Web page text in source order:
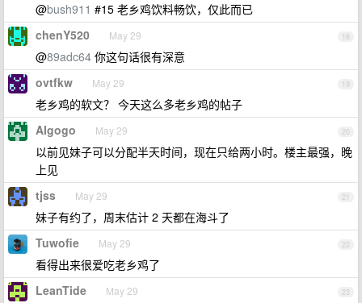
@bush911 #15 老乡鸡饮料畅饮，仅此而已
18
chenY520 May 29
@89adc64 你这句话很有深意
19
ovtfkw May 29
老乡鸡的软文？ 今天这么多老乡鸡的帖子
20
AIgogo May 29
以前见妹子可以分配半天时间，现在只给两小时。楼主最强，晚
上见
21
tjss May 29
妹子有约了，周末估计 2 天都在海斗了
22
Tuwofie May 29
看得出来很爱吃老乡鸡了
23
LeanTide May 29